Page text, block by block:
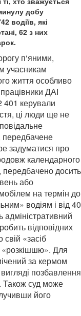
добу
водіїв, які
62 з них
п‘яними,
учасникам
життя особливо
ДАІ
401 керували
ці люди ще не
передбачене
задуматися про
календарного
досить
або
на термін до
водіям і від 40
адміністративний
відповідних
«засіб
«розкішшю». Для
за кермом
позбавлення
Також суд може
його